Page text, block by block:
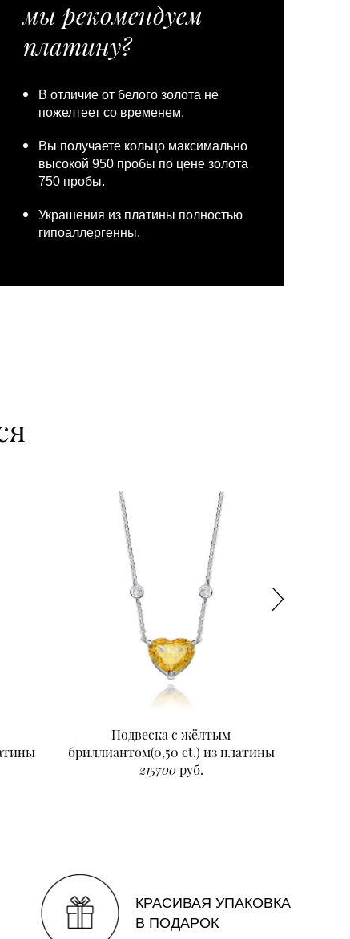
мы рекомендуем
платину?
В отличие от белого золота не
пожелтеет со временем.
Вы получаете кольцо максимально
высокой 950 пробы по цене золота
750 пробы.
Украшения из платины полностью
гипоаллергенны.
Подвеска с жёлтым
бриллиантом(0,50 ct.) из платины
215700руб.
КРАСИВАЯ УПАКОВКА
В ПОДАРОК